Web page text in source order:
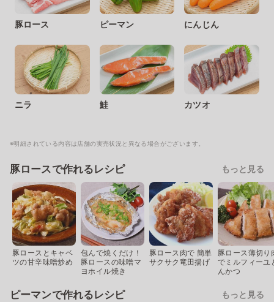
豚ロース ピーマン にんじん
ニラ 鮭 カツオ
※明細されている内容は店舗の実売状況と異なる場合がございます。
豚ロースで作れるレシピ もっと見る
豚ロースとキャベ
ツの甘辛味噌炒め
包んで焼くだけ！
豚ロースの味噌マ
ヨホイル焼き
豚ロース肉で 簡単
サクサク竜田揚げ
豚ロース薄切り
でミルフィーユ
んかつ
ピーマンで作れるレシピ もっと見る